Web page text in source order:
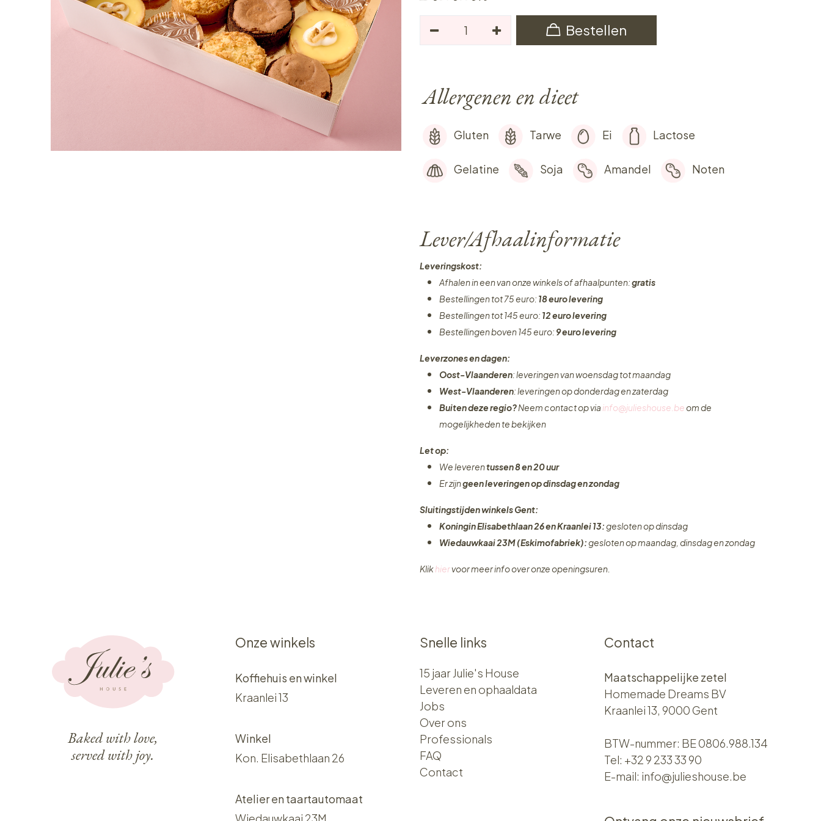
Bestellen
Allergenen en dieet
Gluten Tarwe Ei Lactose
Gelatine Soja Amandel Noten
Lever/Afhaalinformatie
Leveringskost:
Afhalen in een van onze winkels of afhaalpunten:gratis
Bestellingen tot 75 euro: 18 euro levering
Bestellingen tot 145 euro: 12 euro levering
Bestellingen boven 145 euro: 9 euro levering
Leverzones en dagen:
Oost-Vlaanderen: leveringen van woensdag tot maandag
West-Vlaanderen: leveringen op donderdag en zaterdag
Buiten deze regio?Neem contact op via info@julieshouse.beom de
mogelijkheden te bekijken
Let op:
We leverentussen 8 en 20 uur
Er zijngeen leveringenop dinsdag en zondag
Sluitingstijden winkels Gent:
Koningin Elisabethlaan 26 en Kraanlei 13:gesloten op dinsdag
Wiedauwkaai 23M (Eskimofabriek):gesloten op maandag, dinsdag en zondag
Klikhiervoor meer info over onze openingsuren.
Baked with love,
served with joy.
Onze winkels
Koffiehuis en winkel
Kraanlei 13
Winkel
Kon. Elisabethlaan 26
Atelier en taartautomaat
Snelle links
15 jaar Julie's House
Leveren en ophaaldata
Jobs
Over ons​​
Professionals
FAQ
Contact
Contact
Maatschappelijke zetel
Homemade Dreams BV
Kraanlei 13, 9000 Gent
BTW-nummer: BE 0806.988.134
Tel: +32 9 233 33 90
E-mail: info@julieshouse.be